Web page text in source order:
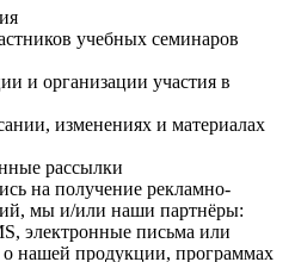
учебных семинаров
и организации участия в
изменениях и материалах
рассылки
на получение рекламно-
мы и/или наши партнёры:
электронные письма или
нашей продукции, программах